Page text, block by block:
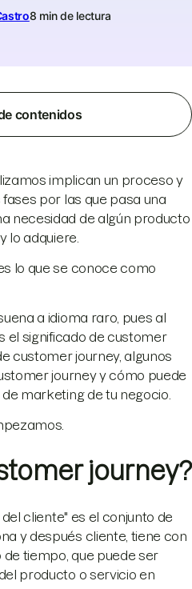
8 min de lectura
contenidos
implican un proceso y
por las que pasa una
necesidad de algún producto
lo adquiere.
lo que se conoce como
a idioma raro, pues al
el significado de customer
customer journey, algunos
journey y cómo puede
marketing de tu negocio.
journey?
cliente" es el conjunto de
y después cliente, tiene con
tiempo, que puede ser
producto o servicio en